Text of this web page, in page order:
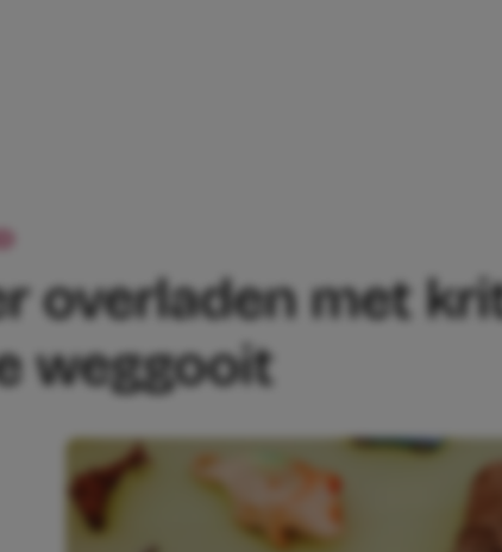
overladen met
weggooit